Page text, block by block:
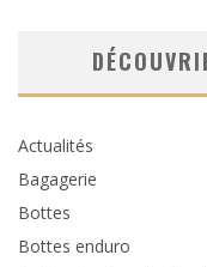
Actualités
Bagagerie
Bottes
Bottes enduro